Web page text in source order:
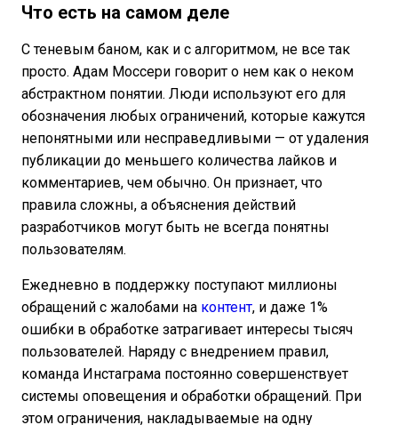
Что есть на самом деле
С теневым баном, как и с алгоритмом, не все так
просто. Адам Моссери говорит о нем как о неком
абстрактном понятии. Люди используют его для
обозначения любых ограничений, которые кажутся
непонятными или несправедливыми — от удаления
публикации до меньшего количества лайков и
комментариев, чем обычно. Он признает, что
правила сложны, а объяснения действий
разработчиков могут быть не всегда понятны
пользователям.
Ежедневно в поддержку поступают миллионы
обращений с жалобами на контент, и даже 1%
ошибки в обработке затрагивает интересы тысяч
пользователей. Наряду с внедрением правил,
команда Инстаграма постоянно совершенствует
системы оповещения и обработки обращений. При
этом ограничения, накладываемые на одну